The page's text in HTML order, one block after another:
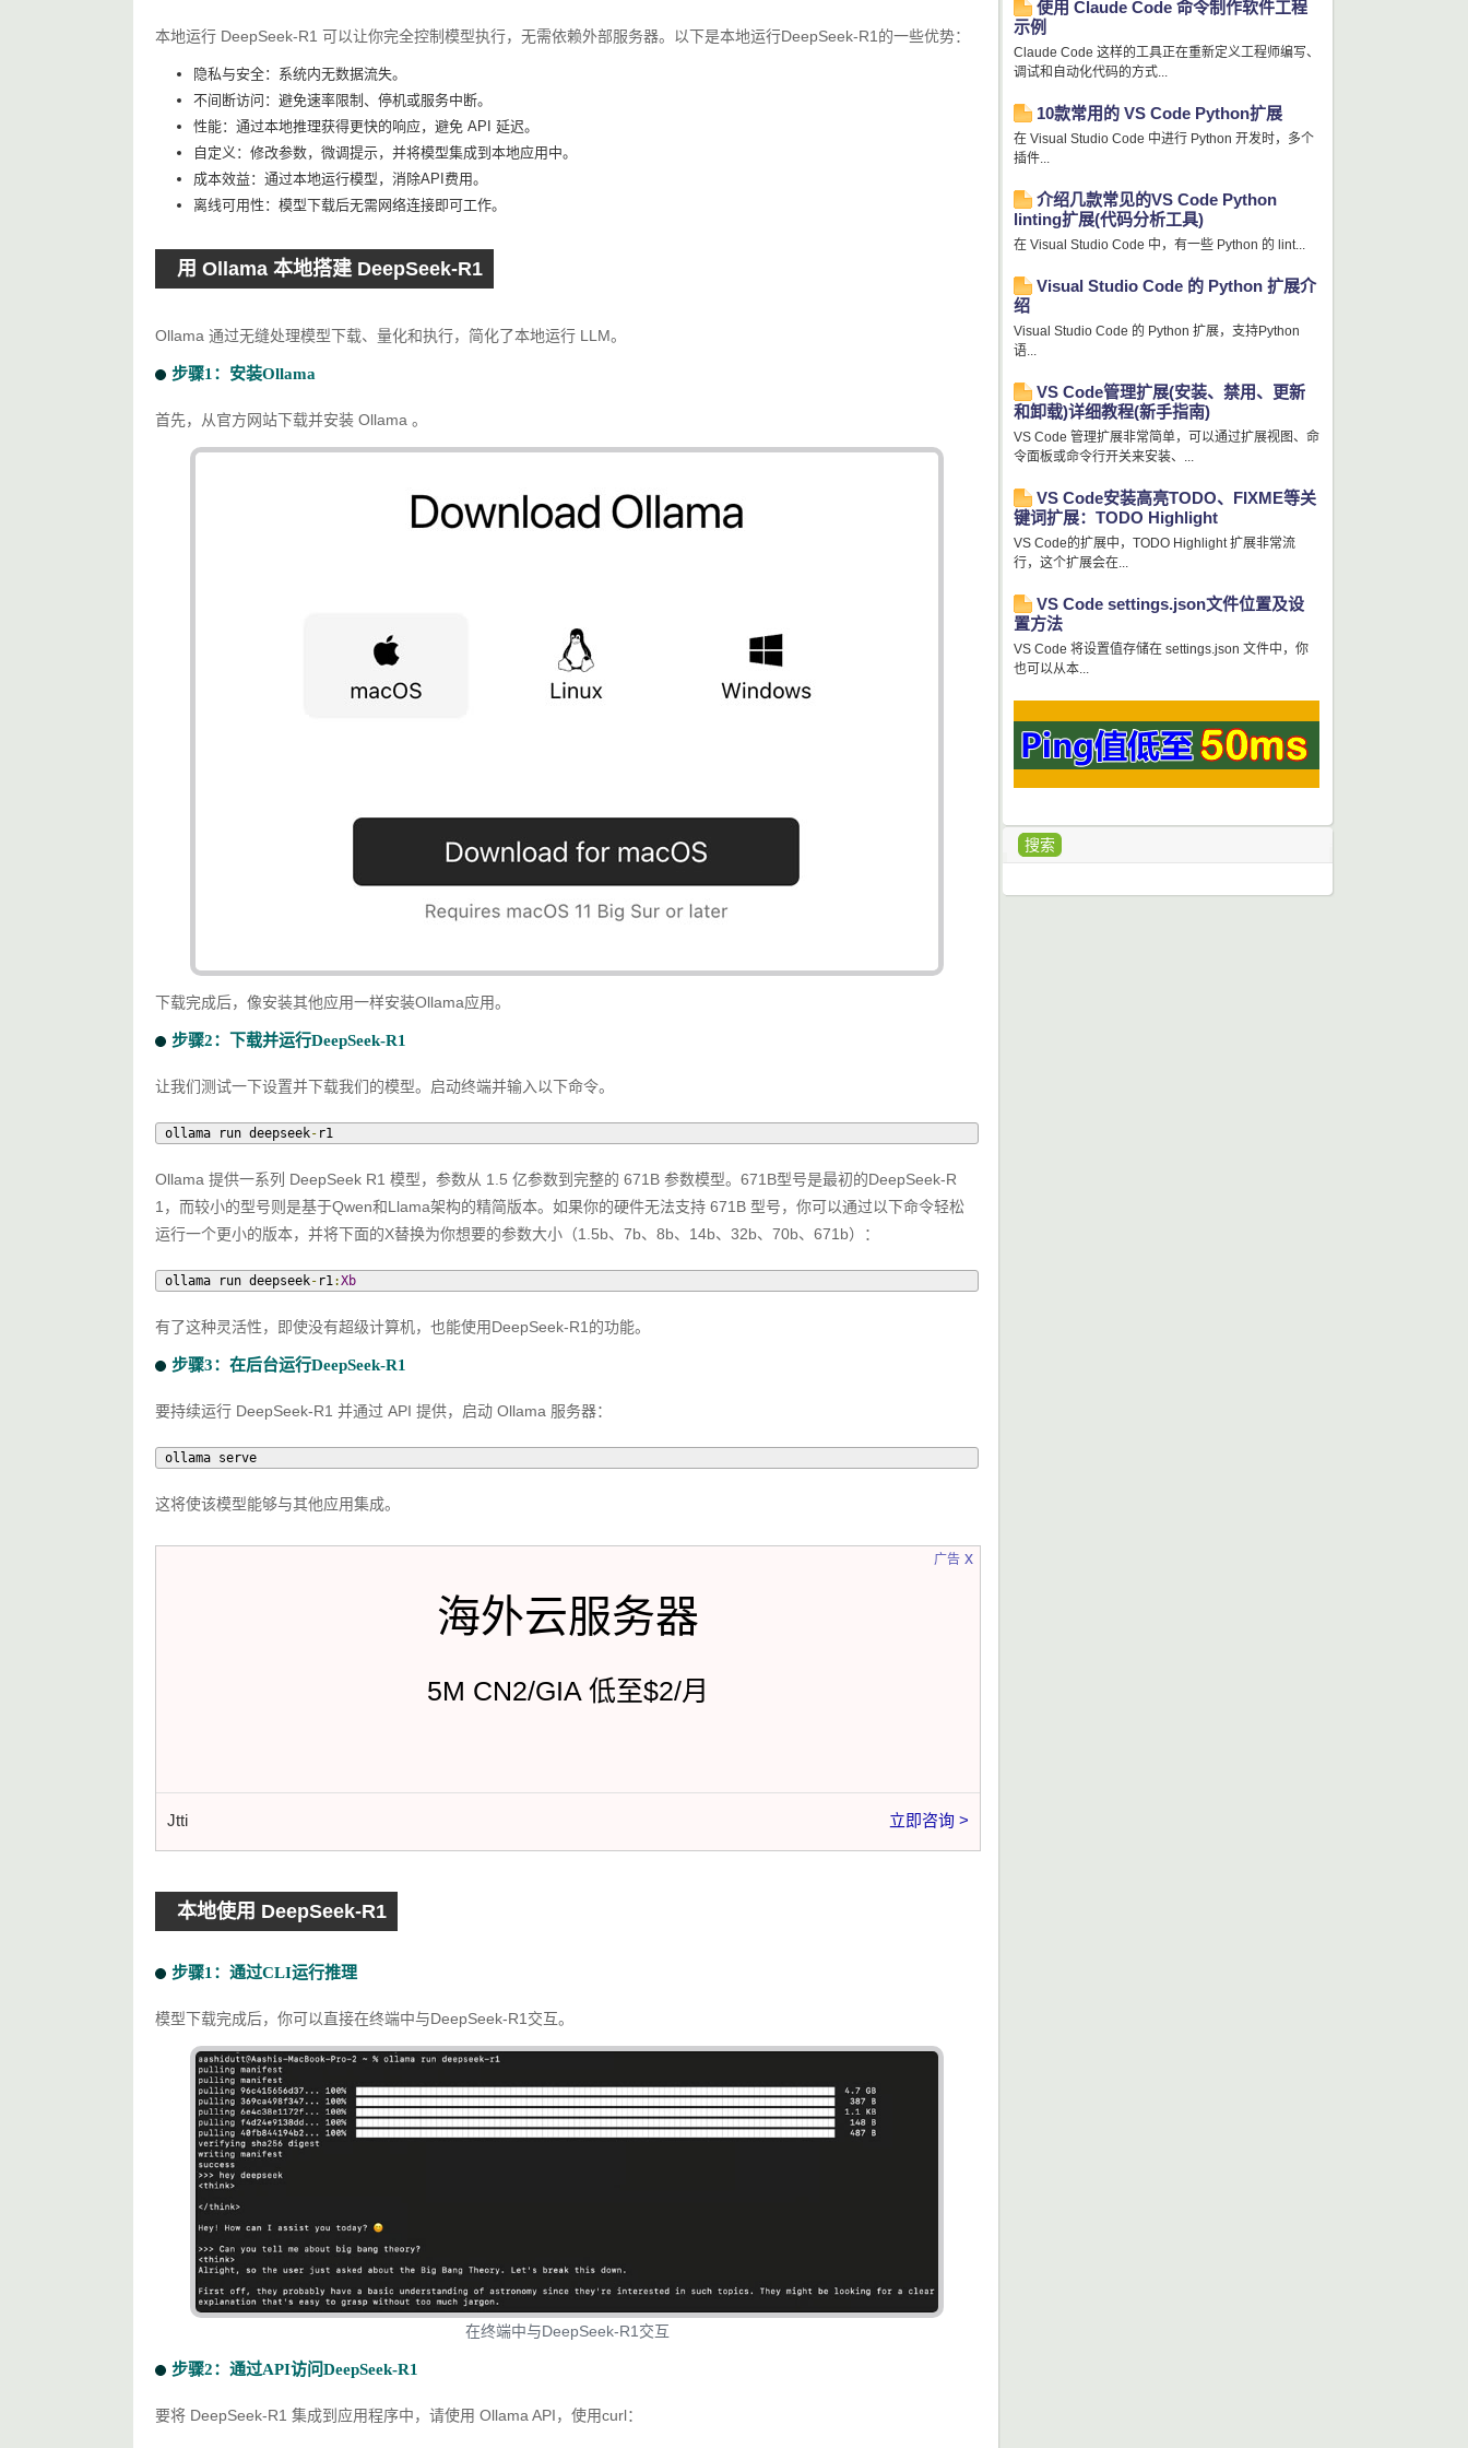
使用 Claude Code 命令制作软件工程
示例
Claude Code 这样的工具正在重新定义工程师编写、
调试和自动化代码的方式...
10款常用的 VS Code Python扩展
在 Visual Studio Code 中进行 Python 开发时，多个
插件...
介绍几款常见的VS Code Python
linting扩展(代码分析工具)
在 Visual Studio Code 中，有一些 Python 的 lint...
Visual Studio Code 的 Python 扩展介
绍
Visual Studio Code 的 Python 扩展，支持Python
语...
VS Code管理扩展(安装、禁用、更新
和卸载)详细教程(新手指南)
VS Code 管理扩展非常简单，可以通过扩展视图、命
令面板或命令行开关来安装、...
VS Code安装高亮TODO、FIXME等关
键词扩展：TODO Highlight
VS Code的扩展中，TODO Highlight 扩展非常流
行，这个扩展会在...
VS Code settings.json文件位置及设
置方法
VS Code 将设置值存储在 settings.json 文件中，你
也可以从本...
搜索
本地运行 DeepSeek-R1 可以让你完全控制模型执行，无需依赖外部服务器。以下是本地运行DeepSeek-R1的一些优势：
隐私与安全：系统内无数据流失。
不间断访问：避免速率限制、停机或服务中断。
性能：通过本地推理获得更快的响应，避免 API 延迟。
自定义：修改参数，微调提示，并将模型集成到本地应用中。
成本效益：通过本地运行模型，消除API费用。
离线可用性：模型下载后无需网络连接即可工作。
用 Ollama 本地搭建 DeepSeek-R1
Ollama 通过无缝处理模型下载、量化和执行，简化了本地运行 LLM。
步骤1：安装Ollama
首先，从官方网站下载并安装 Ollama 。
下载完成后，像安装其他应用一样安装Ollama应用。
步骤2：下载并运行DeepSeek-R1
让我们测试一下设置并下载我们的模型。启动终端并输入以下命令。
ollama run deepseek- r1
Ollama 提供一系列 DeepSeek R1 模型，参数从 1.5 亿参数到完整的 671B 参数模型。671B型号是最初的DeepSeek-R
1，而较小的型号则是基于Qwen和Llama架构的精简版本。如果你的硬件无法支持 671B 型号，你可以通过以下命令轻松
运行一个更小的版本，并将下面的X替换为你想要的参数大小（1.5b、7b、8b、14b、32b、70b、671b）：
ollama run deepseek- r1:Xb
有了这种灵活性，即使没有超级计算机，也能使用DeepSeek-R1的功能。
步骤3：在后台运行DeepSeek-R1
要持续运行 DeepSeek-R1 并通过 API 提供，启动 Ollama 服务器：
ollama serve
这将使该模型能够与其他应用集成。
广告
海外云服务器
5M CN2/GIA 低至$2/月
Jtti 立即咨询 >
x
本地使用 DeepSeek-R1
步骤1：通过CLI运行推理
模型下载完成后，你可以直接在终端中与DeepSeek-R1交互。
在终端中与DeepSeek-R1交互
步骤2：通过API访问DeepSeek-R1
要将 DeepSeek-R1 集成到应用程序中，请使用 Ollama API，使用curl：